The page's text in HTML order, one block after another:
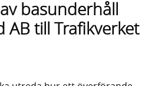
basunderhåll
till Trafikverket